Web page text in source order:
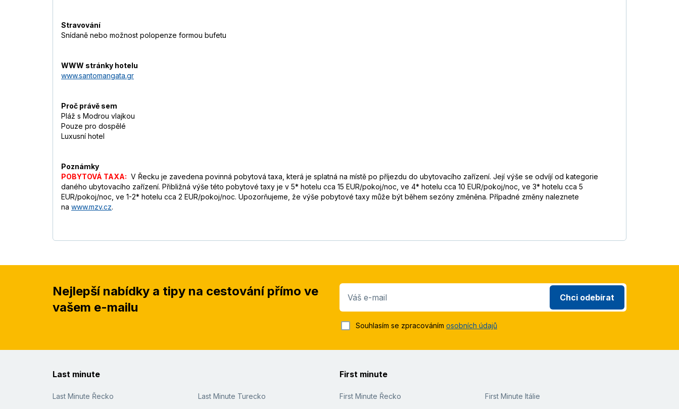
Stravování
Snídaně nebo možnost polopenze formou bufetu
WWW stránky hotelu
www.santomangata.gr
Proč právě sem
Pláž s Modrou vlajkou
Pouze pro dospělé
Luxusní hotel
Poznámky
POBYTOVÁ TAXA: V Řecku je zavedena povinná pobytová taxa, která je splatná na místě po příjezdu do ubytovacího zařízení. Její výše se odvíjí od kategorie
daného ubytovacího zařízení. Přibližná výše této pobytové taxy je v 5* hotelu cca 15 EUR/pokoj/noc, ve 4* hotelu cca 10 EUR/pokoj/noc, ve 3* hotelu cca 5
EUR/pokoj/noc, ve 1-2* hotelu cca 2 EUR/pokoj/noc. Upozorňujeme, že výše pobytové taxy může být během sezóny změněna. Případné změny naleznete
na www.mzv.cz.
Nejlepší nabídky a tipy na cestování přímo ve
vašem e-mailu
Váš e-mail Chci odebírat
Souhlasím se zpracováním osobních údajů
Last minute
Last Minute Řecko
Last Minute Turecko
First minute
First Minute Řecko
First Minute Itálie